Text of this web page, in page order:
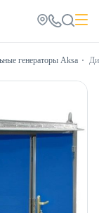
генераторы Aksa